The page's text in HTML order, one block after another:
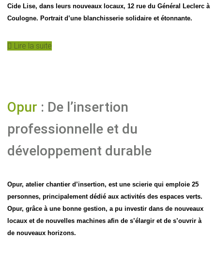
Cide Lise, dans leurs nouveaux locaux, 12 rue du Général Leclerc à
Coulogne. Portrait d’une blanchisserie solidaire et étonnante.
Lire la suite
Opur : De l’insertion
professionnelle et du
développement durable
Opur, atelier chantier d’insertion, est une scierie qui emploie 25
personnes, principalement dédié aux activités des espaces verts.
Opur, grâce à une bonne gestion, a pu investir dans de nouveaux
locaux et de nouvelles machines afin de s’élargir et de s’ouvrir à
de nouveaux horizons.